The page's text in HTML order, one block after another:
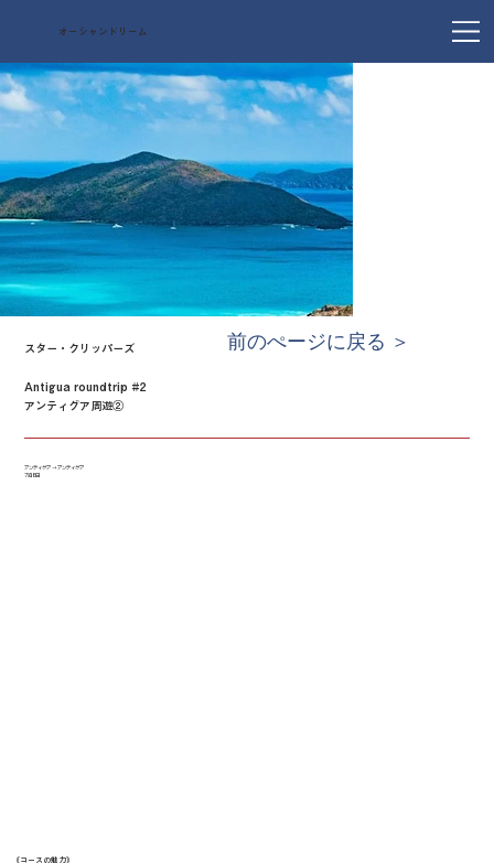
オーシャンドリーム
《​コースの魅力》
スター・クリッパーズ
Antigua roundtrip #2
アンティグア周遊②
アンティグア → アンティグア
7泊8日
前のぺージに戻る ＞